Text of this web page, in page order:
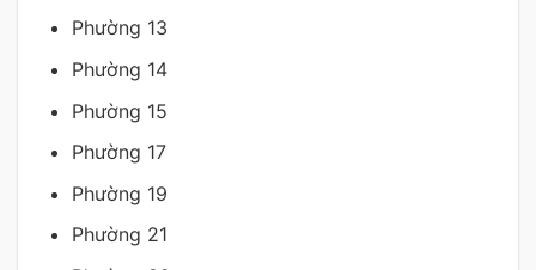
Phường 13
Phường 14
Phường 15
Phường 17
Phường 19
Phường 21